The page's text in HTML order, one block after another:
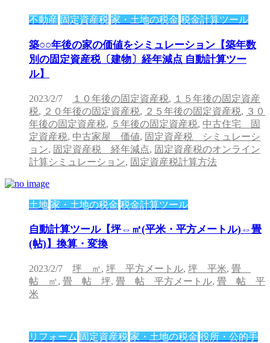
不動産 固定資産税 家・土地の税金 税金計算ツール
築○○年後の家の価値をシミュレーション【築年数
別の固定資産税〔建物〕経年減点 自動計算ツー
ル】
2023/2/7 １０年後の固定資産税, １５年後の固定資産
税, ２０年後の固定資産税, ２５年後の固定資産税, ３０
年後の固定資産税, ５年後の固定資産税, 中古住宅 固
定資産税, 中古家屋 価値, 固定資産税 シミュレーシ
ョン, 固定資産税 経年減点, 固定資産税のオンライン
計算シミュレーション, 固定資産税計算方法
土地 家・土地の税金 税金計算ツール
自動計算ツール【坪⇔㎡(平米・平方メートル)⇔畳
(帖)】換算・変換
2023/2/7 坪 ㎡, 坪 平方メートル, 坪 平米, 畳
帖 ㎡, 畳 帖 坪, 畳 帖 平方メートル, 畳 帖 平
米
リフォーム 固定資産税 家・土地の税金 役所・公的手